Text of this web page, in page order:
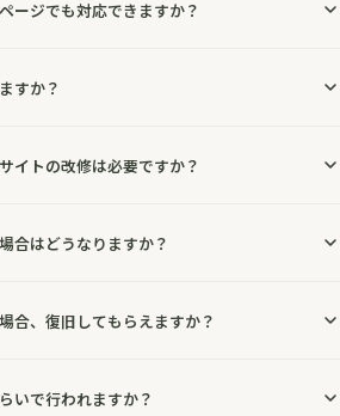
ージでも対応できますか？
イトであれば、制作会社を問わず保守管理を
構築された静的サイトやShopifyなどのASPサ
ださい。
すか？
化の効果を実感していただくために、この期間
イトの改修は必要ですか？
弱性や構造的な問題が見つかった場合は、保
問題であれば、保守管理の中で順次対応してい
合はどうなりますか？
見込まれる場合は、上位プランへの変更もご
合、復旧してもらえますか？
いで行われますか？